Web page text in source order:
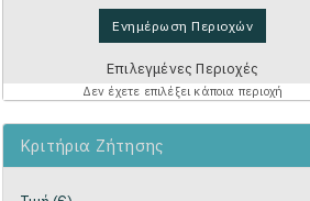
Ενημέρωση Περιοχών
Επιλεγμένες Περιοχές
Δεν έχετε επιλέξει κάποια περιοχή
Κριτήρια Ζήτησης